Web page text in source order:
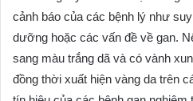
cảnh báo của các bệnh lý như
dưỡng hoặc các vấn đề về gan.
sang màu trắng dã và có vành
đồng thời xuất hiện vàng da trên